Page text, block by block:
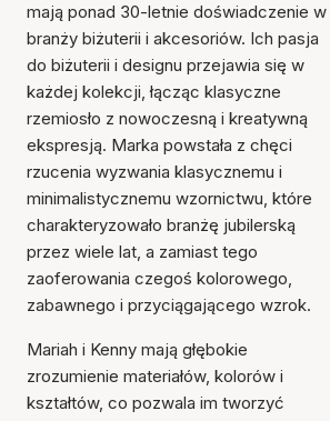
mają ponad 30-letnie doświadczenie w
branży biżuterii i akcesoriów. Ich pasja
do biżuterii i designu przejawia się w
każdej kolekcji, łącząc klasyczne
rzemiosło z nowoczesną i kreatywną
ekspresją. Marka powstała z chęci
rzucenia wyzwania klasycznemu i
minimalistycznemu wzornictwu, które
charakteryzowało branżę jubilerską
przez wiele lat, a zamiast tego
zaoferowania czegoś kolorowego,
zabawnego i przyciągającego wzrok.
Mariah i Kenny mają głębokie
zrozumienie materiałów, kolorów i
kształtów, co pozwala im tworzyć